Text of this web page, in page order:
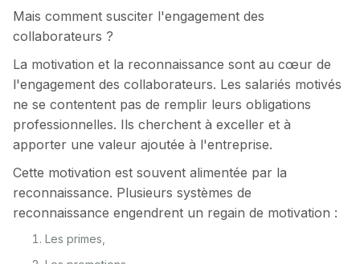
Mais comment susciter l'engagement des
collaborateurs ?
La motivation et la reconnaissance sont au cœur de
l'engagement des collaborateurs. Les salariés motivés
ne se contentent pas de remplir leurs obligations
professionnelles. Ils cherchent à exceller et à
apporter une valeur ajoutée à l'entreprise.
Cette motivation est souvent alimentée par la
reconnaissance. Plusieurs systèmes de
reconnaissance engendrent un regain de motivation :
Les primes,